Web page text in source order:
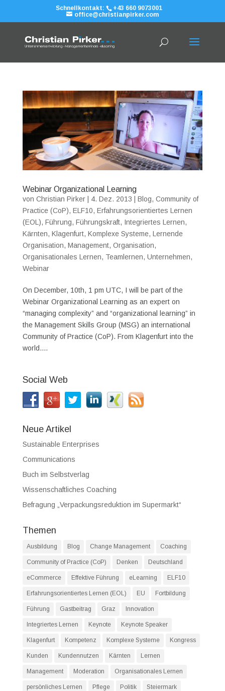
Schnellkontakt:
+43 660 9073001
office@christianpirker.com
Webinar Organizational Learning
von Christian Pirker| 4. Dez. 2013 Blog, Community of
Practice (CoP), ELF10, Erfahrungsorientiertes Lernen
(EOL), Führung, Führungskraft, Integriertes Lernen,
Kärnten, Klagenfurt, Komplexe Systeme, Lernende
Organisation, Management, Organisation,
Organisationales Lernen, Teamlernen, Unternehmen,
Webinar
On December, 10th, 1 pm UTC, I will be part of the
Webinar Organizational Learning as an expert on
“managing complexity” and “organizational learning” in
the Management Skills Group (MSG) an international
Community of Practice (CoP). From Klagenfurt into the
world....
Social Web
Neue Artikel
Sustainable Enterprises
Communications
Buch im Selbstverlag
Wissenschaftliches Coaching
Befragung „Verpackungsreduktion im Supermarkt“
Themen
Ausbildung Blog Change Management Coaching
Community of Practice (CoP) Denken Deutschland
eCommerce Effektive Führung eLearning ELF10
Erfahrungsorientiertes Lernen (EOL) EU Fortbildung
Führung Gastbeitrag Graz Innovation
Integriertes Lernen Keynote Keynote Speaker
Klagenfurt Kompetenz Komplexe Systeme Kongress
Kunden Kundennutzen Kärnten Lernen
Management Moderation Organisationales Lernen
persönliches Lernen Pflege Politik Steiermark